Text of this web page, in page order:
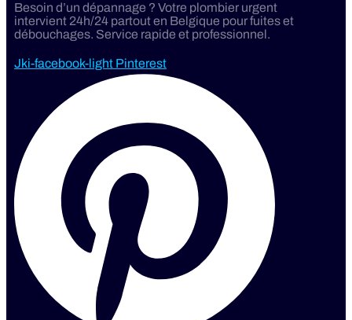
Besoin d’un dépannage ? Votre plombier urgent
intervient 24h/24 partout en Belgique pour fuites et
débouchages. Service rapide et professionnel.
Jki-facebook-light Pinterest